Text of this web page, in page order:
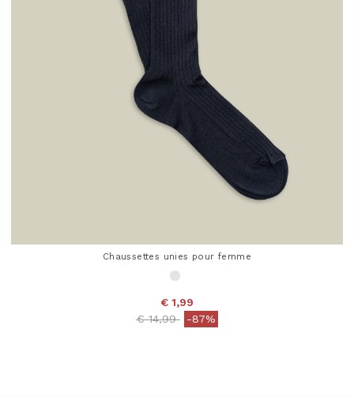
Chaussettes unies pour femme
€ 1,99
Price reduced from
€ 14,99to-87%